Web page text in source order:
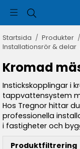
Startsida / Produkter /
Installationsrör & delar
Kromad
Instickskopplingar i
tappvattensystem
Hos Tregnor hittar
professionella
i fastigheter och
Produktfiltrering